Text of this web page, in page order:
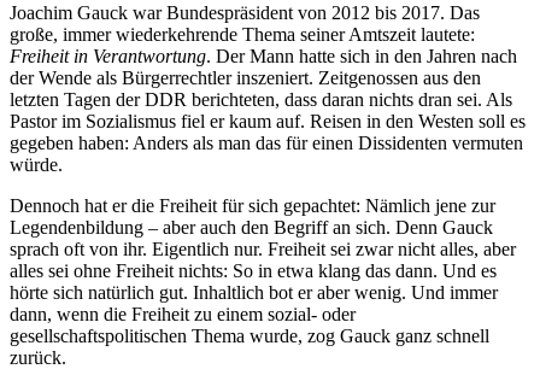
Joachim Gauck war Bundespräsident von 2012 bis 2017. Das
große, immer wiederkehrende Thema seiner Amtszeit lautete:
Freiheit in Verantwortung. Der Mann hatte sich in den Jahren nach
der Wende als Bürgerrechtler inszeniert. Zeitgenossen aus den
letzten Tagen der DDR berichteten, dass daran nichts dran sei. Als
Pastor im Sozialismus fiel er kaum auf. Reisen in den Westen soll es
gegeben haben: Anders als man das für einen Dissidenten vermuten
würde.
Dennoch hat er die Freiheit für sich gepachtet: Nämlich jene zur
Legendenbildung – aber auch den Begriff an sich. Denn Gauck
sprach oft von ihr. Eigentlich nur. Freiheit sei zwar nicht alles, aber
alles sei ohne Freiheit nichts: So in etwa klang das dann. Und es
hörte sich natürlich gut. Inhaltlich bot er aber wenig. Und immer
dann, wenn die Freiheit zu einem sozial- oder
gesellschaftspolitischen Thema wurde, zog Gauck ganz schnell
zurück.